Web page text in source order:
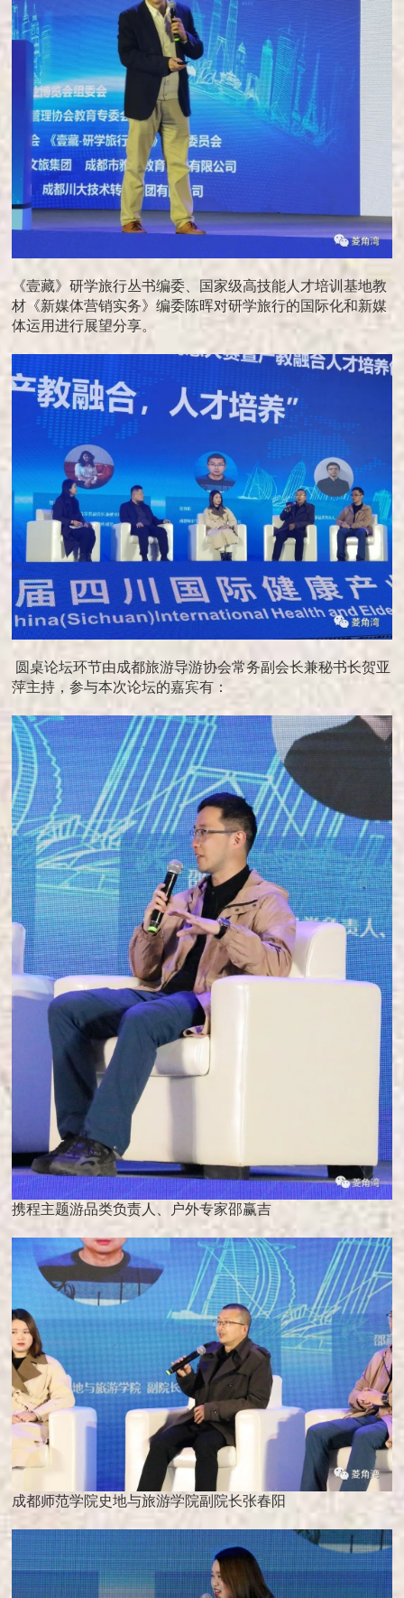
《壹藏》研学旅行丛书编委、国家级高技能人才培训基地教
材《新媒体营销实务》编委陈晖对研学旅行的国际化和新媒
体运用进行展望分享。
圆桌论坛环节由成都旅游导游协会常务副会长兼秘书长贺亚
萍主持，参与本次论坛的嘉宾有：
携程主题游品类负责人、户外专家邵赢吉
成都师范学院史地与旅游学院副院长张春阳